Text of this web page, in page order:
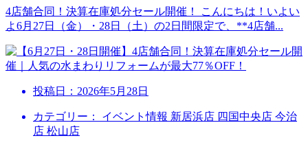
4店舗合同！決算在庫処分セール開催！ こんにちは！いよい
よ6月27日（金）・28日（土）の2日間限定で、**4店舗...
投稿日： 2026年5月28日
カテゴリー： イベント情報 新居浜店 四国中央店 今治
店 松山店